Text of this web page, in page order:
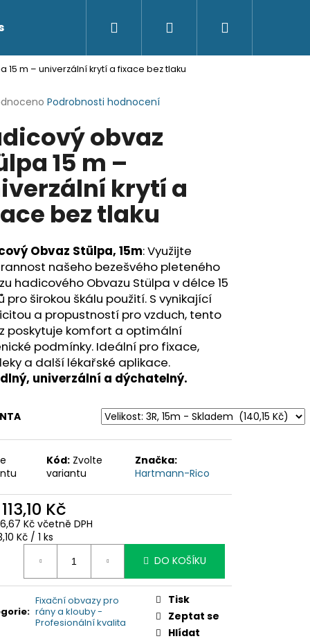
Přihlášení
15 m – univerzální krytí a fixace bez tlaku
Podrobnosti hodnocení
obvaz
15 m –
krytí a
bez tlaku
Obvaz Stülpa, 15m: Využijte
našeho bezešvého pleteného
hadicového Obvazu Stülpa v délce 15
pro širokou škálu použití. S vynikající
a propustností pro vzduch, tento
poskytuje komfort a optimální
podmínky. Ideální pro fixace,
a další lékařské aplikace.
univerzální a dýchatelný.
Kód: Zvolte
variantu
Značka:
Hartmann-Rico
113,10 Kč
Kč včetně DPH
Kč / 1 ks
DO KOŠÍKU
:
Fixační obvazy pro
rány a klouby -
Profesionální kvalita
Tisk
Zeptat se
Hlídat